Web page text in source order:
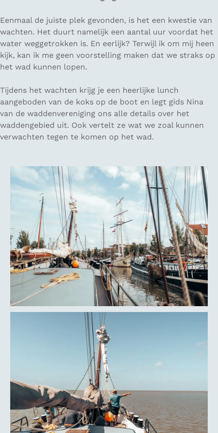
Eenmaal de juiste plek gevonden, is het een kwestie van
wachten. Het duurt namelijk een aantal uur voordat het
water weggetrokken is. En eerlijk? Terwijl ik om mij heen
kijk, kan ik me geen voorstelling maken dat we straks op
het wad kunnen lopen.
Tijdens het wachten krijg je een heerlijke lunch
aangeboden van de koks op de boot en legt gids Nina
van de waddenvereniging ons alle details over het
waddengebied uit. Ook vertelt ze wat we zoal kunnen
verwachten tegen te komen op het wad.